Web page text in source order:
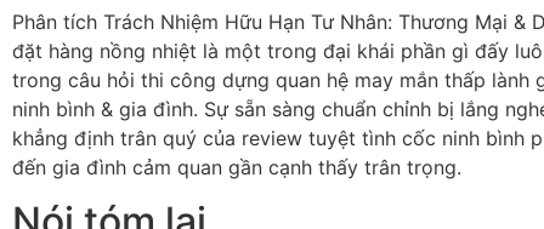
Phân tích Trách Nhiệm Hữu Hạn Tư Nhân: Thương Mại &
đặt hàng nồng nhiệt là một trong đại khái phần gì đấy
trong câu hỏi thi công dựng quan hệ may mắn thấp lành
ninh bình & gia đình. Sự sẵn sàng chuẩn chỉnh bị lắng
khẳng định trân quý của review tuyệt tình cốc ninh bình
đến gia đình cảm quan gần cạnh thấy trân trọng.